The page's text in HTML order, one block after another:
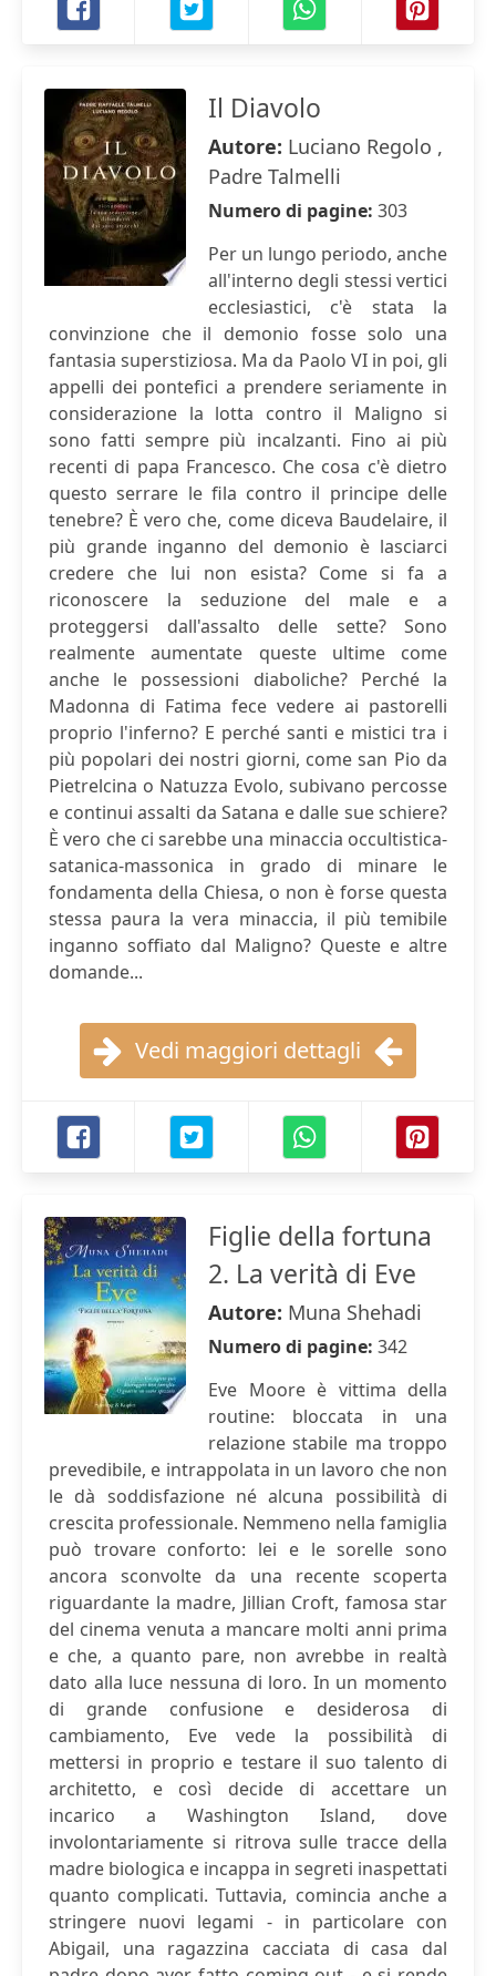
Il Diavolo
Autore: Luciano Regolo ,
Padre Talmelli
Numero di pagine: 303
Per un lungo periodo, anche
all'interno degli stessi vertici
ecclesiastici, c'è stata la
convinzione che il demonio fosse solo una
fantasia superstiziosa. Ma da Paolo VI in poi, gli
appelli dei pontefici a prendere seriamente in
considerazione la lotta contro il Maligno si
sono fatti sempre più incalzanti. Fino ai più
recenti di papa Francesco. Che cosa c'è dietro
questo serrare le fila contro il principe delle
tenebre? È vero che, come diceva Baudelaire, il
più grande inganno del demonio è lasciarci
credere che lui non esista? Come si fa a
riconoscere la seduzione del male e a
proteggersi dall'assalto delle sette? Sono
realmente aumentate queste ultime come
anche le possessioni diaboliche? Perché la
Madonna di Fatima fece vedere ai pastorelli
proprio l'inferno? E perché santi e mistici tra i
più popolari dei nostri giorni, come san Pio da
Pietrelcina o Natuzza Evolo, subivano percosse
e continui assalti da Satana e dalle sue schiere?
È vero che ci sarebbe una minaccia occultistica-
satanica-massonica in grado di minare le
fondamenta della Chiesa, o non è forse questa
stessa paura la vera minaccia, il più temibile
inganno soffiato dal Maligno? Queste e altre
domande...
Vedi maggiori dettagli
Figlie della fortuna
2. La verità di Eve
Autore: Muna Shehadi
Numero di pagine: 342
Eve Moore è vittima della
routine: bloccata in una
relazione stabile ma troppo
prevedibile, e intrappolata in un lavoro che non
le dà soddisfazione né alcuna possibilità di
crescita professionale. Nemmeno nella famiglia
può trovare conforto: lei e le sorelle sono
ancora sconvolte da una recente scoperta
riguardante la madre, Jillian Croft, famosa star
del cinema venuta a mancare molti anni prima
e che, a quanto pare, non avrebbe in realtà
dato alla luce nessuna di loro. In un momento
di grande confusione e desiderosa di
cambiamento, Eve vede la possibilità di
mettersi in proprio e testare il suo talento di
architetto, e così decide di accettare un
incarico a Washington Island, dove
involontariamente si ritrova sulle tracce della
madre biologica e incappa in segreti inaspettati
quanto complicati. Tuttavia, comincia anche a
stringere nuovi legami - in particolare con
Abigail, una ragazzina cacciata di casa dal